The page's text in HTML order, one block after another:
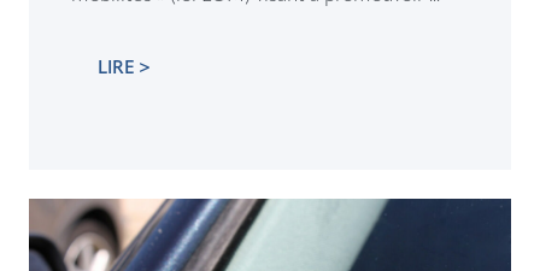
LIRE >